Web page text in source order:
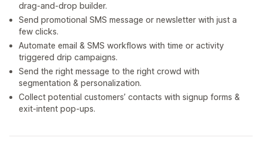
drag-and-drop builder.
Send promotional SMS message or newsletter with just a
few clicks.
Automate email & SMS workflows with time or activity
triggered drip campaigns.
Send the right message to the right crowd with
segmentation & personalization.
Collect potential customers’ contacts with signup forms &
exit-intent pop-ups.